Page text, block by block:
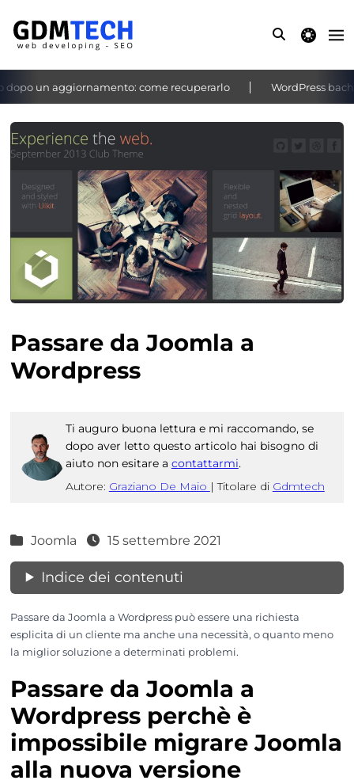
theme
un aggiornamento: come recuperarlo WordPress
‹ ›
Passare da Joomla a
Wordpress
Ti auguro buona lettura e mi raccomando, se
dopo aver letto questo articolo hai bisogno di
aiuto non esitare a contattarmi.
Autore: Graziano De Maio | Titolare di Gdmtech
Joomla 15 settembre 2021
Indice dei contenuti
Passare da Joomla a Wordpress può essere una richiesta
esplicita di un cliente ma anche una necessità, o quanto meno
la miglior soluzione a determinati problemi.
Passare da Joomla a
Wordpress perchè è
impossibile migrare Joomla
alla nuova versione